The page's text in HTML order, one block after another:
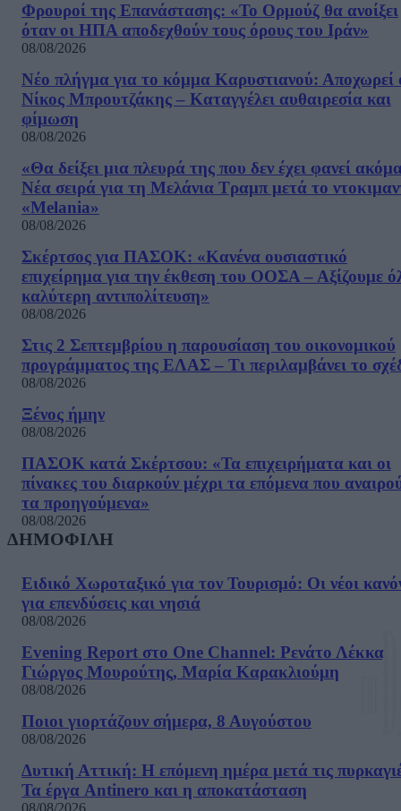
Φρουροί της Επανάστασης: «Το Ορμούζ θα ανοίξει
όταν οι ΗΠΑ αποδεχθούν τους όρους του Ιράν»
08/08/2026
Νέο πλήγμα για το κόμμα Καρυστιανού: Αποχωρεί
Νίκος Μπρουτζάκης – Καταγγέλει αυθαιρεσία και
φίμωση
08/08/2026
«Θα δείξει μια πλευρά της που δεν έχει φανεί
Νέα σειρά για τη Μελάνια Τραμπ μετά το
«Melania»
08/08/2026
Σκέρτσος για ΠΑΣΟΚ: «Κανένα ουσιαστικό
επιχείρημα για την έκθεση του ΟΟΣΑ – Αξίζουμε
καλύτερη αντιπολίτευση»
08/08/2026
Στις 2 Σεπτεμβρίου η παρουσίαση του οικονομικού
προγράμματος της ΕΛΑΣ – Τι περιλαμβάνει το
08/08/2026
Ξένος ήμην
08/08/2026
ΠΑΣΟΚ κατά Σκέρτσου: «Τα επιχειρήματα και οι
πίνακες του διαρκούν μέχρι τα επόμενα που
τα προηγούμενα»
08/08/2026
ΔΗΜΟΦΙΛΗ
Ειδικό Χωροταξικό για τον Τουρισμό: Οι νέοι
για επενδύσεις και νησιά
08/08/2026
Evening Report στο One Channel: Ρενάτο Λέκκα,
Γιώργος Μουρούτης, Μαρία Καρακλιούμη
08/08/2026
Ποιοι γιορτάζουν σήμερα, 8 Αυγούστου
08/08/2026
Δυτική Αττική: Η επόμενη ημέρα μετά τις
Τα έργα Antinero και η αποκατάσταση
08/08/2026